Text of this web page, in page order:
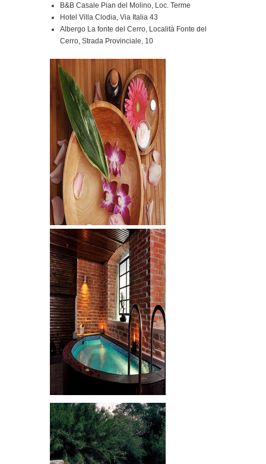
B&B Casale Pian del Molino, Loc. Terme
Hotel Villa Clodia, Via Italia 43
Albergo La fonte del Cerro, Località Fonte del
Cerro, Strada Provinciale, 10